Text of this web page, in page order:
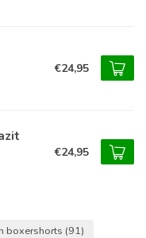
€24,95
€24,95
boxershorts (91)